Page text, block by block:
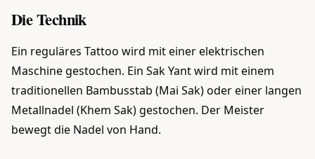
Die Technik
Ein reguläres Tattoo wird mit einer elektrischen
Maschine gestochen. Ein Sak Yant wird mit einem
traditionellen Bambusstab (Mai Sak) oder einer langen
Metallnadel (Khem Sak) gestochen. Der Meister
bewegt die Nadel von Hand.